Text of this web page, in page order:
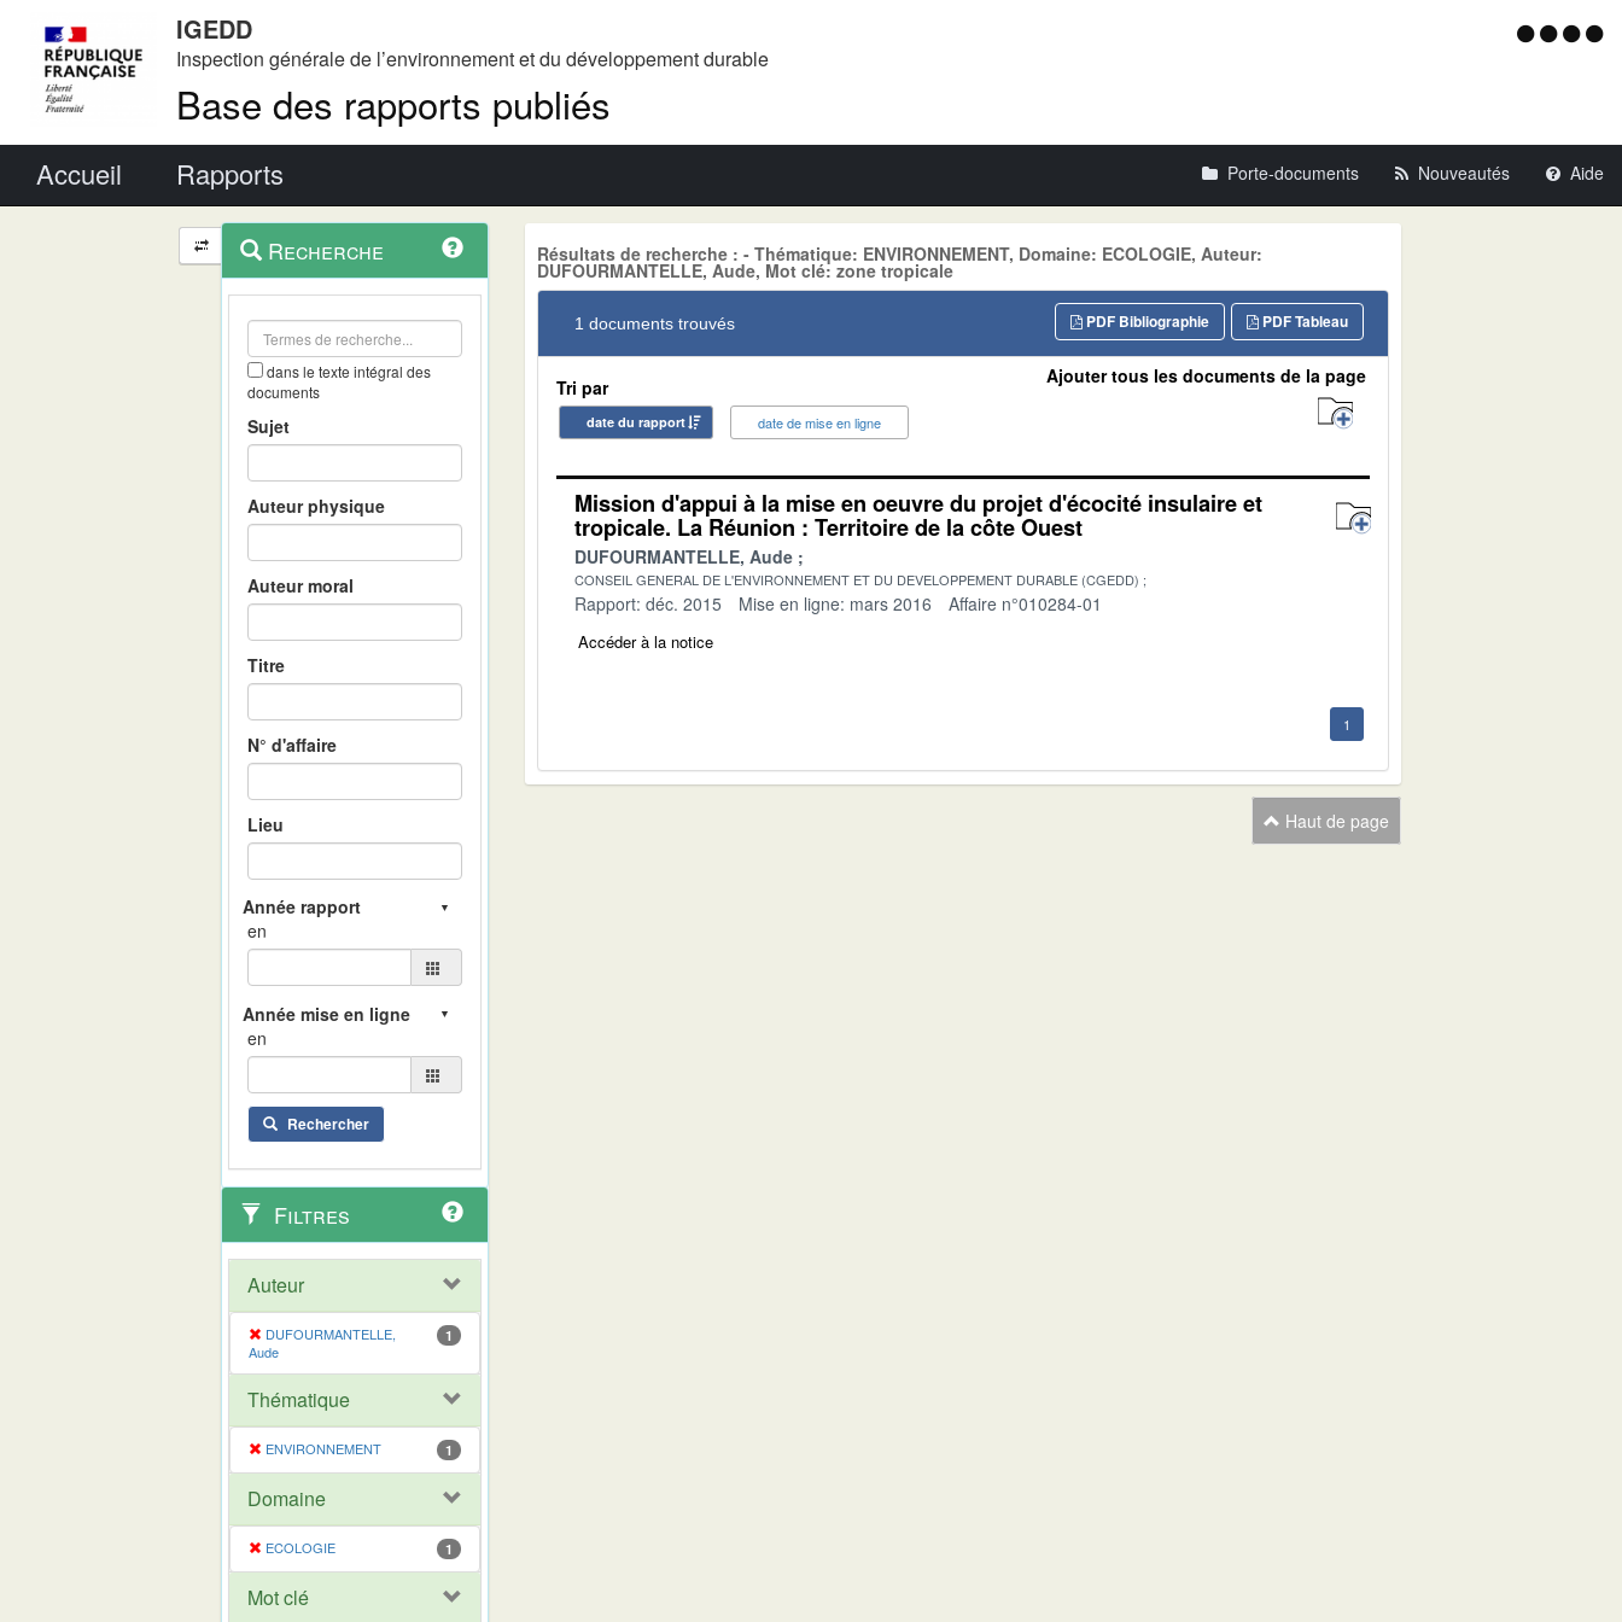
IGEDD
Inspection générale de l’environnement et du développement durable
Base des rapports publiés
Menu
Accueil Rapports Porte-documents Nouveautés Aide
Navigation
et
outils
contextuel
Recherche
dans le texte intégral des
documents
Sujet
Auteur physique
Auteur moral
Titre
N° d'affaire
Lieu
en
en
Rechercher
Filtres
Auteur
DUFOURMANTELLE,
Aude
1
Thématique
ENVIRONNEMENT 1
Domaine
ECOLOGIE 1
Mot clé
Résultats de recherche : - Thématique: ENVIRONNEMENT, Domaine: ECOLOGIE, Auteur:
DUFOURMANTELLE, Aude, Mot clé: zone tropicale
1 documents trouvés PDF Tableau
PDF Bibliographie
Tri par
date du rapport date de mise en ligne
Ajouter tous les documents de la page
Mission d'appui à la mise en oeuvre du projet d'écocité insulaire et
tropicale. La Réunion : Territoire de la côte Ouest
DUFOURMANTELLE, Aude
CONSEIL GENERAL DE L'ENVIRONNEMENT ET DU DEVELOPPEMENT DURABLE (CGEDD)
Rapport: déc. 2015 Mise en ligne: mars 2016 Affaire n°010284-01
Accéder à la notice
1
Haut de page